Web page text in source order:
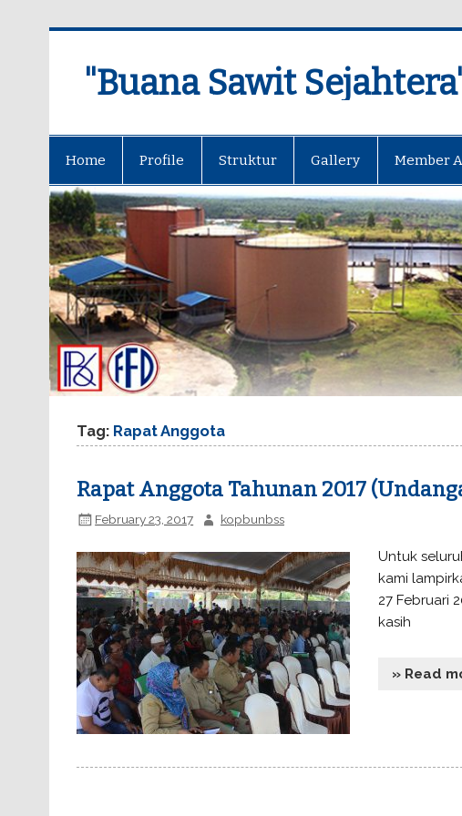
"Buana Sawit
Home Profile Struktur Gallery Member
Tag: Rapat Anggota
Rapat Anggota Tahunan 2017
February 23, 2017 kopbunbss
Untuk
kami
27 Februari
kasih
» Read